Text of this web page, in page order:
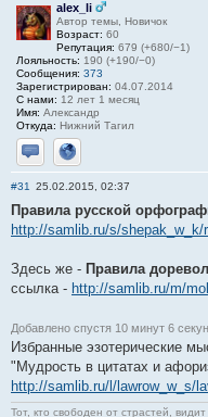
alex_li
Автор темы, Новичок
Возраст: 60
Репутация: 679 (+680/−1)
Лояльность: 190 (+190/−0)
Сообщения: 373
Зарегистрирован: 04.07.2014
С нами: 12 лет 1 месяц
Имя: Александр
Откуда: Нижний Тагил
Отправить личное
Сайт
#31 25.02.2015, 02:37
Правила русской
http://samlib.ru/s/shepak_w_k/
Здесь же - Правила
ссылка - http://samlib.ru/m/
Добавлено спустя 10 минут 6
Избранные эзотерические
"Мудрость в цитатах и
http://samlib.ru/l/lawrow_w_s/
Тот, кто свободен от страстей,